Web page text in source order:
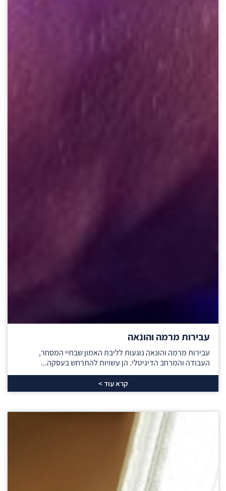
עבירות מרמה והונאה
עבירות מרמה והונאה נוגעות לליבת האמון שבחיי המסחר,
העבודה והמרחב הדיגיטלי. הן עשויות להתרחש בעסקה...
קרא עוד >